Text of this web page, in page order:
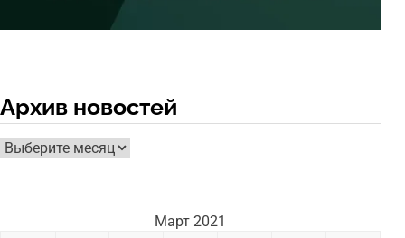
Архив новостей
Архив
новостей
Март 2021